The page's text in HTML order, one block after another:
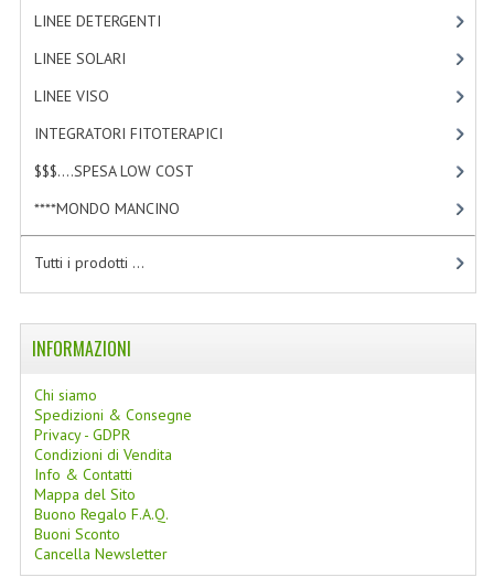
LINEE DETERGENTI
LINEE SOLARI
LINEE VISO
INTEGRATORI FITOTERAPICI
$$$....SPESA LOW COST
****MONDO MANCINO
Tutti i prodotti ...
INFORMAZIONI
Chi siamo
Spedizioni & Consegne
Privacy - GDPR
Condizioni di Vendita
Info & Contatti
Mappa del Sito
Buono Regalo F.A.Q.
Buoni Sconto
Cancella Newsletter